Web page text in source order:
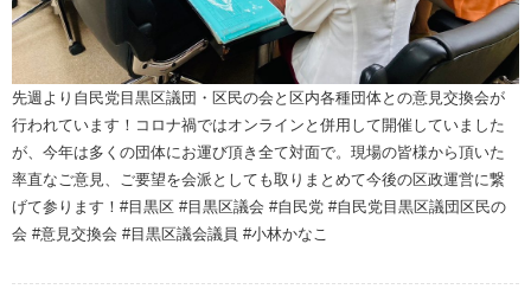
先週より自民党目黒区議団・区民の会と区内各種団体との意見交換会が
行われています！コロナ禍ではオンラインと併用して開催していました
が、今年は多くの団体にお運び頂き全て対面で。現場の皆様から頂いた
率直なご意見、ご要望を会派としても取りまとめて今後の区政運営に繋
げて参ります！#目黒区 #目黒区議会 #自民党 #自民党目黒区議団区民の
会 #意見交換会 #目黒区議会議員 #小林かなこ